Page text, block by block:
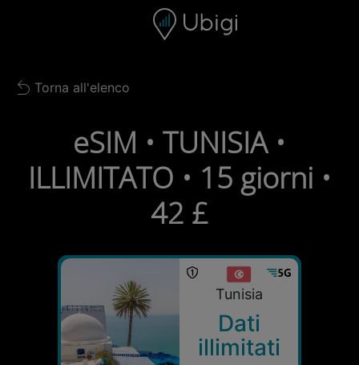
Barra di navigazione
Back to list
Torna all'elenco
eSIM • TUNISIA •
ILLIMITATO • 15 giorni •
42 £
Tunisia
Dati
illimitati